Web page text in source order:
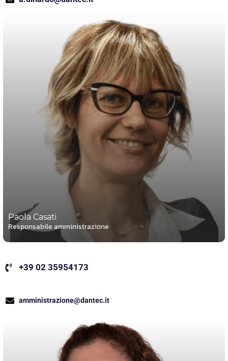
Paola Casati
Responsabile amministrazione
+39 02 35954173
amministrazione@dantec.it